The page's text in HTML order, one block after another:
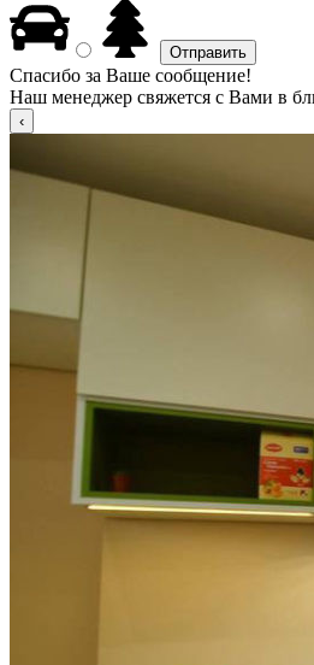
Спасибо за Ваше сообщение!
Наш менеджер свяжется с Вами в